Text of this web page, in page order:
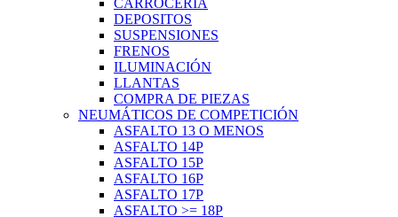
CARROCERÍA
DEPOSITOS
SUSPENSIONES
FRENOS
ILUMINACIÓN
LLANTAS
COMPRA DE PIEZAS
NEUMÁTICOS DE COMPETICIÓN
ASFALTO 13 O MENOS
ASFALTO 14P
ASFALTO 15P
ASFALTO 16P
ASFALTO 17P
ASFALTO >= 18P